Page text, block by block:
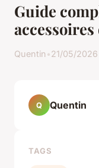
Guide
Quentin•21/05/
Q Quentin
TAGS